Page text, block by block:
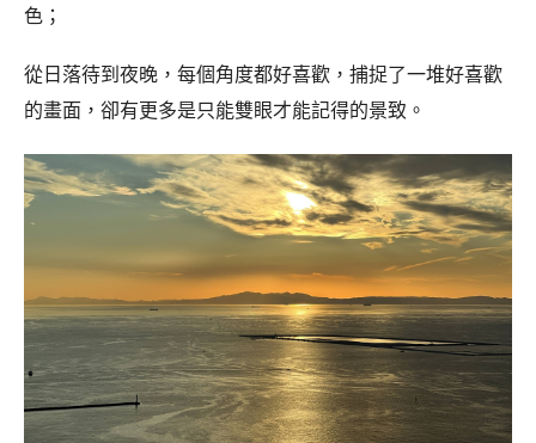
色；
從日落待到夜晚，每個角度都好喜歡，捕捉了一堆好喜歡
的畫面，卻有更多是只能雙眼才能記得的景致。